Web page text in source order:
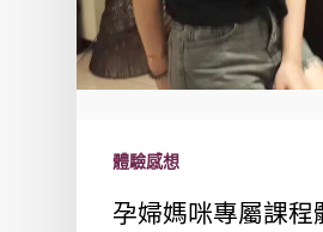
體驗感想
孕婦媽咪專屬課程